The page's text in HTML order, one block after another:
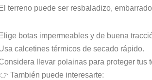
El terreno puede ser resbaladizo,
Elige botas impermeables y de buena
calcetines térmicos de secado rápido.
llevar polainas para proteger tus
También puede interesarte: